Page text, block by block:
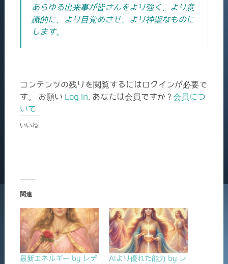
あらゆる出来事が皆さんをより強く、より意
識的に、より目覚めさせ、より神聖なものに
します。
コンテンツの残りを閲覧するにはログインが必要で
す。 お願い Log In . あなたは会員ですか ? 会員につ
いて
いいね:
関連
最新エネルギー by レデ
AIより優れた能力 by レ